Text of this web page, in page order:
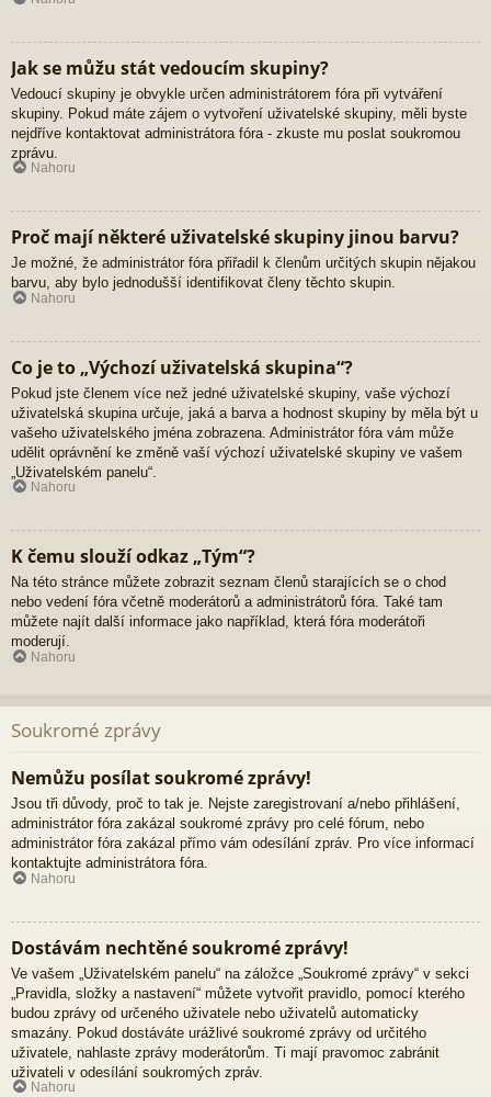
Jak se můžu stát vedoucím skupiny?
Vedoucí skupiny je obvykle určen administrátorem fóra při vytváření
skupiny. Pokud máte zájem o vytvoření uživatelské skupiny, měli byste
nejdříve kontaktovat administrátora fóra - zkuste mu poslat soukromou
zprávu.
Nahoru
Proč mají některé uživatelské skupiny jinou barvu?
Je možné, že administrátor fóra přiřadil k členům určitých skupin nějakou
barvu, aby bylo jednodušší identifikovat členy těchto skupin.
Nahoru
Co je to „Výchozí uživatelská skupina“?
Pokud jste členem více než jedné uživatelské skupiny, vaše výchozí
uživatelská skupina určuje, jaká a barva a hodnost skupiny by měla být u
vašeho uživatelského jména zobrazena. Administrátor fóra vám může
udělit oprávnění ke změně vaší výchozí uživatelské skupiny ve vašem
„Uživatelském panelu“.
Nahoru
K čemu slouží odkaz „Tým“?
Na této stránce můžete zobrazit seznam členů starajících se o chod
nebo vedení fóra včetně moderátorů a administrátorů fóra. Také tam
můžete najít další informace jako například, která fóra moderátoři
moderují.
Nahoru
Soukromé zprávy
Nemůžu posílat soukromé zprávy!
Jsou tři důvody, proč to tak je. Nejste zaregistrovaní a/nebo přihlášení,
administrátor fóra zakázal soukromé zprávy pro celé fórum, nebo
administrátor fóra zakázal přímo vám odesílání zpráv. Pro více informací
kontaktujte administrátora fóra.
Nahoru
Dostávám nechtěné soukromé zprávy!
Ve vašem „Uživatelském panelu“ na záložce „Soukromé zprávy“ v sekci
„Pravidla, složky a nastavení“ můžete vytvořit pravidlo, pomocí kterého
budou zprávy od určeného uživatele nebo uživatelů automaticky
smazány. Pokud dostáváte urážlivé soukromé zprávy od určitého
uživatele, nahlaste zprávy moderátorům. Ti mají pravomoc zabránit
uživateli v odesílání soukromých zpráv.
Nahoru